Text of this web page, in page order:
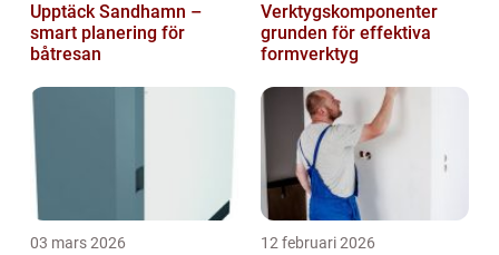
Upptäck Sandhamn –
smart planering för
båtresan
Verktygskomponenter
grunden för effektiva
formverktyg
03 mars 2026 12 februari 2026